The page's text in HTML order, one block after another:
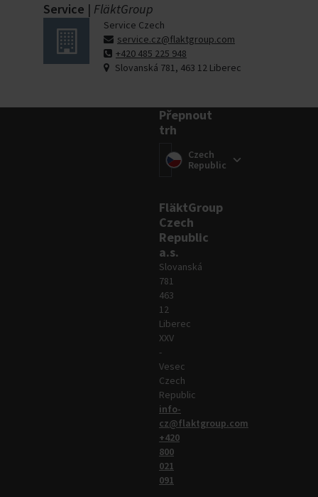
Service | FläktGroup
Service Czech
service.cz@flaktgroup.com
+420 485 225 948
Slovanská 781, 463 12 Liberec
Přepnout
trh
Přepnout trh
(Czech
Republic
FläktGroup
Czech
Republic
a.s.
Slovanská
781
463
12
Liberec
XXV
-
Vesec
Czech
Republic
info-
cz@flaktgroup.com
+420
800
021
091